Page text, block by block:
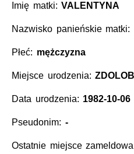
Imię matki:VALENTYNA
Nazwisko panieńskie matki:
Płeć: mężczyzna
Miejsce urodzenia:
Data urodzenia: 1982-10-06
Pseudonim: -
Ostatnie miejsce